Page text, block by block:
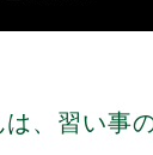
は、習い事